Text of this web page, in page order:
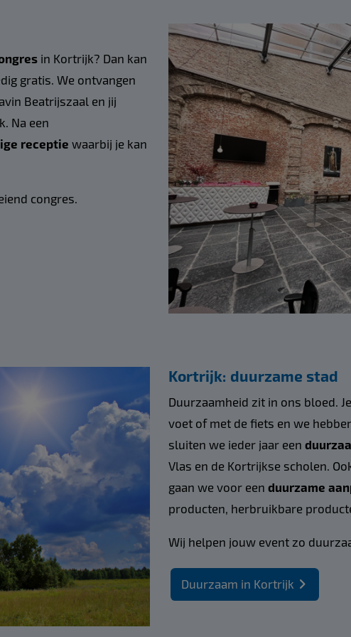
in Kortrijk? Dan kan
gratis. We ontvangen
Beatrijszaal en jij
Na een
receptie waarbij je kan
congres.
Kortrijk: duurzame stad
Duurzaamheid zit in ons bloed.
voet of met de fiets en we
sluiten we ieder jaar een
Vlas en de Kortrijkse scholen.
gaan we voor een duurzame
producten, herbruikbare
Wij helpen jouw event zo
Duurzaam in Kortrijk